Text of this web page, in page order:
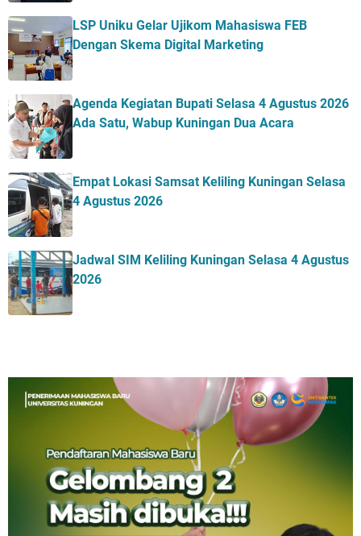
LSP Uniku Gelar Ujikom Mahasiswa FEB
Dengan Skema Digital Marketing
Agenda Kegiatan Bupati Selasa 4 Agustus 2026
Ada Satu, Wabup Kuningan Dua Acara
Empat Lokasi Samsat Keliling Kuningan Selasa
4 Agustus 2026
Jadwal SIM Keliling Kuningan Selasa 4 Agustus
2026